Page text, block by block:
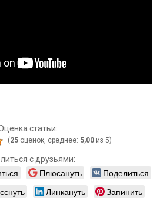
статьи:
(25 оценок, среднее: 5,00 из 5)
с друзьями:
Плюсануть
Поделиться
Линкануть Запинить